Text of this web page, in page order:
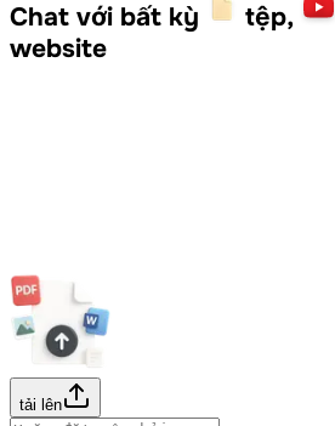
Chat với bất kỳ tệp,
website
tải lên